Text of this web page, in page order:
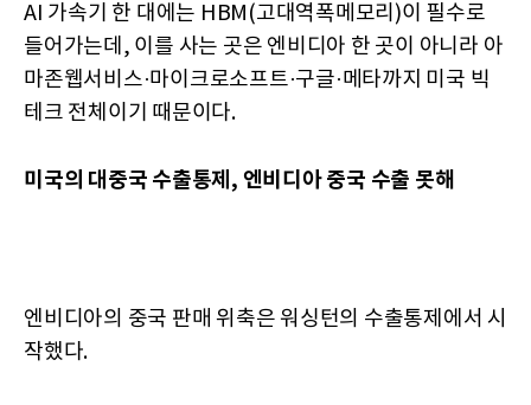
AI 가속기 한 대에는 HBM(고대역폭메모리)이 필수로
들어가는데, 이를 사는 곳은 엔비디아 한 곳이 아니라 아
마존웹서비스·마이크로소프트·구글·메타까지 미국 빅
테크 전체이기 때문이다.
미국의 대중국 수출통제, 엔비디아 중국 수출 못해
엔비디아의 중국 판매 위축은 워싱턴의 수출통제에서 시
작했다.